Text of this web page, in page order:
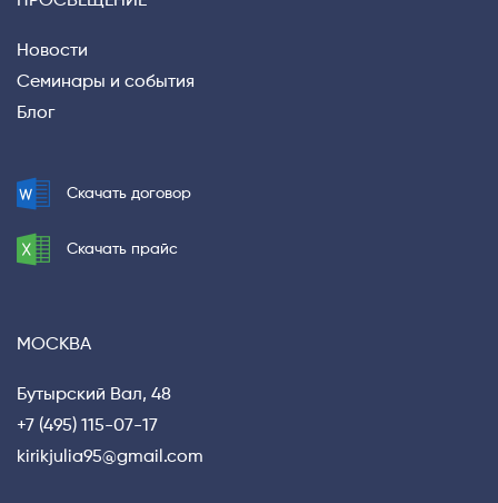
Новости
Семинары и события
Блог
Скачать договор
Скачать прайс
МОСКВА
Бутырский Вал, 48
+7 (495) 115-07-17
kirikjulia95@gmail.com